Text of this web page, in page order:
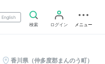
English
検索
ログイン メニュー
香川県（仲多度郡まんのう町）